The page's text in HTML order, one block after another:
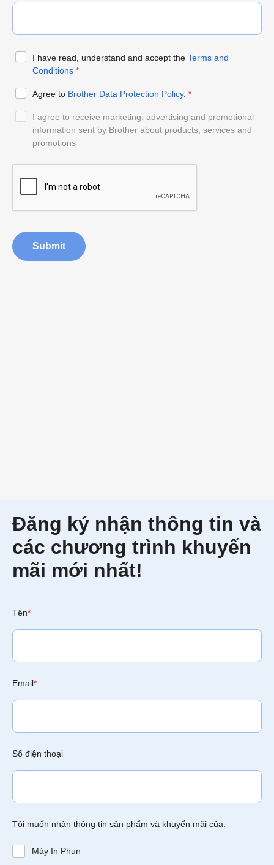
I have read, understand and accept the Terms and
Conditions *
Agree to Brother Data Protection Policy. *
I agree to receive marketing, advertising and promotional
information sent by Brother about products, services and
promotions
Submit
Đăng ký nhận thông tin và
các chương trình khuyến
mãi mới nhất!
Tên*
Email*
Số điện thoại
Tôi muốn nhận thông tin sản phẩm và khuyến mãi của:
Máy In Phun